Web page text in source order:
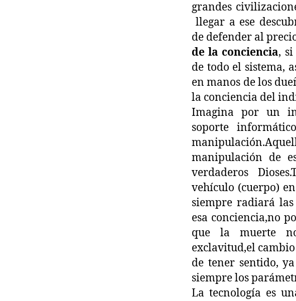
grandes
llegar a ese
de defender al
de la conciencia,
de todo el sistema,
en manos de los
la conciencia del
Imagina por un
soporte
manipulación de
verdaderos
vehículo (cuerpo)
siempre radiará
esa conciencia,no
que la muerte
exclavitud,el
de tener sentido,
siempre los
La tecnología es